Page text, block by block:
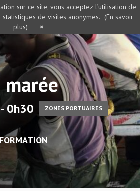
0h30 ZONES PORTUAIRES
sur ce site, vous acceptez l’utilisation de
de visites anonymes. (En savoir
plus)
×